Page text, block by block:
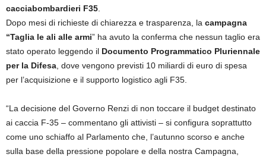
cacciabombardieri F35
Dopo mesi di richieste di chiarezza e trasparenza, la campagna
“Taglia le ali alle armi” ha avuto la conferma che nessun taglio era
stato operato leggendo il Documento Programmatico Pluriennale
per la Difesa , dove vengono previsti 10 miliardi di euro di spesa
per l’acquisizione e il supporto logistico agli F35.
“La decisione del Governo Renzi di non toccare il budget destinato
ai caccia F-35 – commentano gli attivisti – si configura soprattutto
come uno schiaffo al Parlamento che, l’autunno scorso e anche
sulla base della pressione popolare e della nostra Campagna,